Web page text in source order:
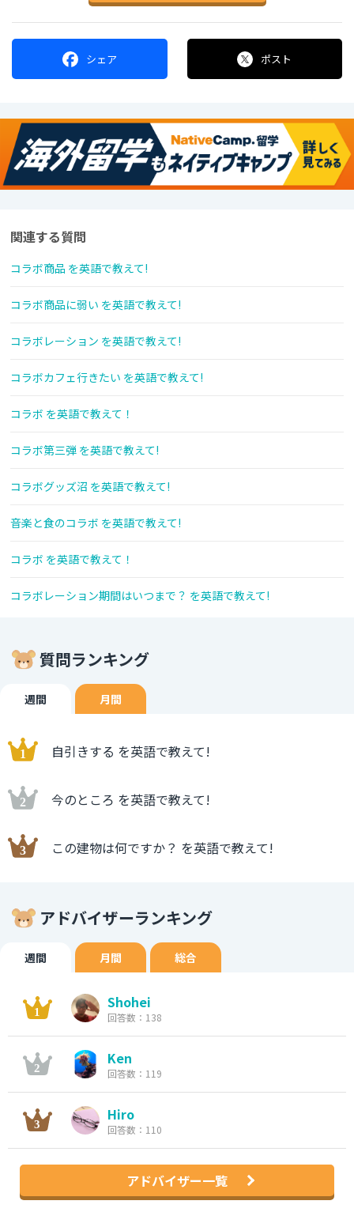
シェア ポスト
関連する質問
コラボ商品 を英語で教えて!
コラボ商品に弱い を英語で教えて!
コラボレーション を英語で教えて!
コラボカフェ行きたい を英語で教えて!
コラボ を英語で教えて！
コラボ第三弾 を英語で教えて!
コラボグッズ沼 を英語で教えて!
音楽と食のコラボ を英語で教えて!
コラボ を英語で教えて！
コラボレーション期間はいつまで？ を英語で教えて!
質問ランキング
週間 月間
自引きする を英語で教えて!
今のところ を英語で教えて!
この建物は何ですか？ を英語で教えて!
アドバイザーランキング
週間 月間 総合
Shohei
回答数：138
Ken
回答数：119
Hiro
回答数：110
アドバイザー一覧